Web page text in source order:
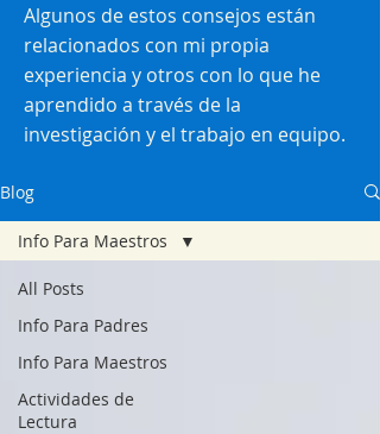
⁣Algunos de estos consejos están
relacionados con mi propia
experiencia y otros con lo que he
aprendido a través de la
investigación y el trabajo en equipo.
Blog
All Posts
Info Para Padres
Info Para Maestros
Actividades de
Lectura
Info Para Maestros